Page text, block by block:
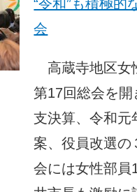
“令和”も積極
会
高蔵寺地区女
第17回総会を
支決算、令和元
案、役員改選の
会には女性部員